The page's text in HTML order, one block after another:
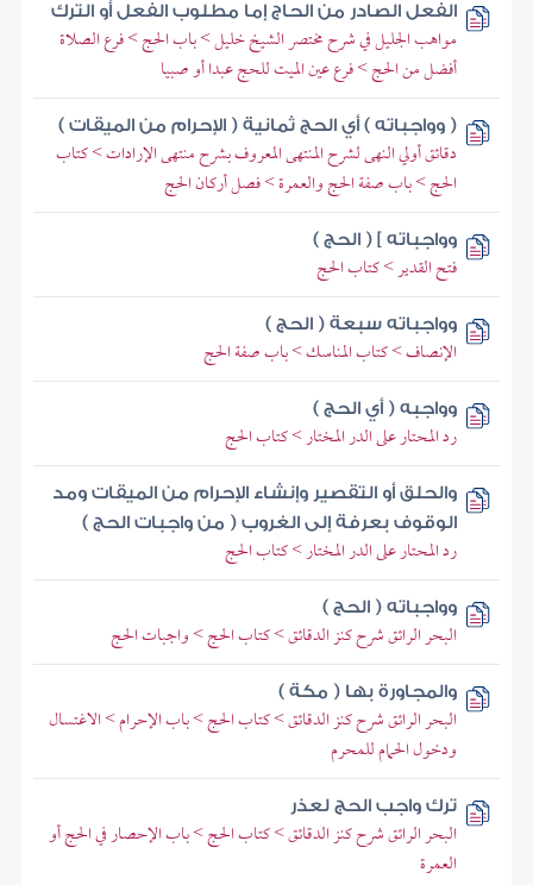
الفعل الصادر من الحاج إما مطلوب الفعل أو الترك
مواهب الجليل في شرح مختصر الشيخ خليل > باب الحج > فرع الصلاة
أفضل من الحج > فرع عين الميت للحج عبدا أو صبيا
( وواجباته ) أي الحج ثمانية ( الإحرام من الميقات )
دقائق أولي النهى لشرح المنتهى المعروف بشرح منتهى الإرادات > كتاب
الحج > باب صفة الحج والعمرة > فصل أركان الحج
وواجباته ] ( الحج )
فتح القدير > كتاب الحج
وواجباته سبعة ( الحج )
الإنصاف > كتاب المناسك > باب صفة الحج
وواجبه ( أي الحج )
رد المحتار على الدر المختار > كتاب الحج
والحلق أو التقصير وإنشاء الإحرام من الميقات ومد
الوقوف بعرفة إلى الغروب ( من واجبات الحج )
رد المحتار على الدر المختار > كتاب الحج
وواجباته ( الحج )
البحر الرائق شرح كنز الدقائق > كتاب الحج > واجبات الحج
والمجاورة بها ( مكة )
البحر الرائق شرح كنز الدقائق > كتاب الحج > باب الإحرام > الاغتسال
ودخول الحمام للمحرم
ترك واجب الحج لعذر
البحر الرائق شرح كنز الدقائق > كتاب الحج > باب الإحصار في الحج أو
العمرة